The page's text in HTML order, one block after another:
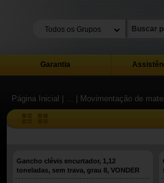
Garantia
Página Inicial | ... | Movimentação de
Gancho clévis encurtador, 1,12
toneladas, sem trava, grau 8, VONDER